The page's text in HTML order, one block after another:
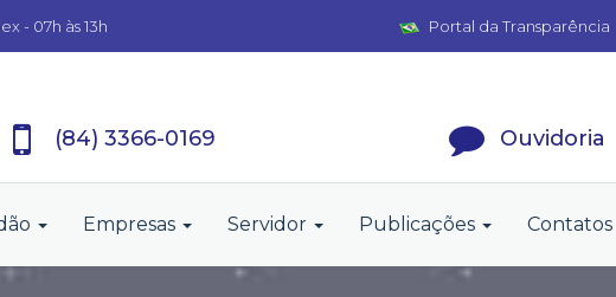
- 07h às 13h Portal da Transparência
(84) 3366-0169 Ouvidoria
Empresas Servidor Publicações Contatos